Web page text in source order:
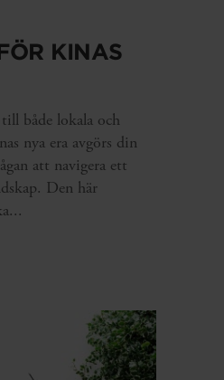
KINAS
både lokala och
nya era avgörs din
att navigera ett
Den här